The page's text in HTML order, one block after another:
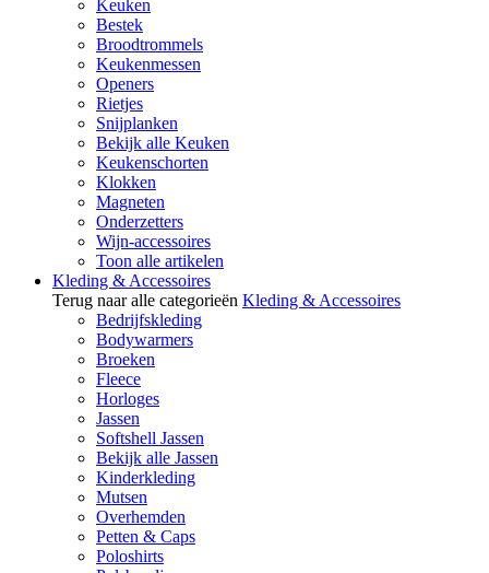
Keuken
Bestek
Broodtrommels
Keukenmessen
Openers
Rietjes
Snijplanken
Bekijk alle Keuken
Keukenschorten
Klokken
Magneten
Onderzetters
Wijn-accessoires
Toon alle artikelen
Kleding & Accessoires
Terug naar alle categorieën Kleding & Accessoires
Bedrijfskleding
Bodywarmers
Broeken
Fleece
Horloges
Jassen
Softshell Jassen
Bekijk alle Jassen
Kinderkleding
Mutsen
Overhemden
Petten & Caps
Poloshirts